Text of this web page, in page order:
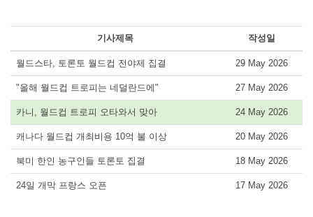
기사제목 작성일
월드스타, 토론토 월드컵 전야제 집결 29 May 2026
"올해 월드컵 트로피는 네덜란드에" 27 May 2026
카니, 월드컵 트로피 오타와서 맞아 24 May 2026
캐나다 월드컵 개최비용 10억 불 이상 20 May 2026
북미 한인 농구인들 토론토 집결 18 May 2026
24일 개막 프랑스 오픈 17 May 2026